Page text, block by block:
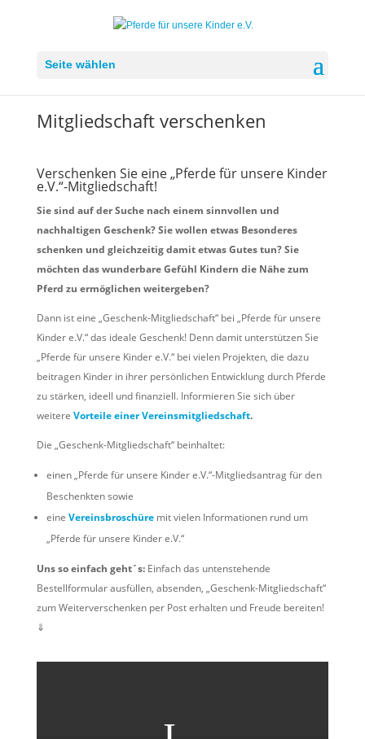
Seite wählen
Mitgliedschaft verschenken
Verschenken Sie eine „Pferde für unsere Kinder
e.V.“-Mitgliedschaft!
Sie sind auf der Suche nach einem sinnvollen und
nachhaltigen Geschenk? Sie wollen etwas Besonderes
schenken und gleichzeitig damit etwas Gutes tun? Sie
möchten das wunderbare Gefühl Kindern die Nähe zum
Pferd zu ermöglichen weitergeben?
Dann ist eine „Geschenk-Mitgliedschaft“ bei „Pferde für unsere
Kinder e.V.“ das ideale Geschenk! Denn damit unterstützen Sie
„Pferde für unsere Kinder e.V.“ bei vielen Projekten, die dazu
beitragen Kinder in ihrer persönlichen Entwicklung durch Pferde
zu stärken, ideell und finanziell. Informieren Sie sich über
weitere Vorteile einer Vereinsmitgliedschaft.
Die „Geschenk-Mitgliedschaft“ beinhaltet:
einen „Pferde für unsere Kinder e.V.“-Mitgliedsantrag für den
Beschenkten sowie
eine Vereinsbroschüremit vielen Informationen rund um
„Pferde für unsere Kinder e.V.“
Uns so einfach geht´s: Einfach das untenstehende
Bestellformular ausfüllen, absenden, „Geschenk-Mitgliedschaft“
zum Weiterverschenken per Post erhalten und Freude bereiten!
⇓